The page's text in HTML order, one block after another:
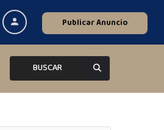
Publicar Anuncio
BUSCAR